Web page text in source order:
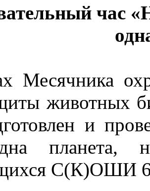
час
Месячника
животных
и
планета,
С(К)ОШИ 6